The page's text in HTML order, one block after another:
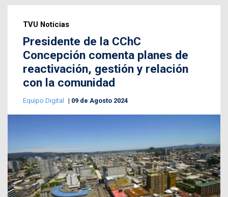
TVU Noticias
Presidente de la CChC
Concepción comenta planes de
reactivación, gestión y relación
con la comunidad
Equipo Digital 09 de Agosto 2024